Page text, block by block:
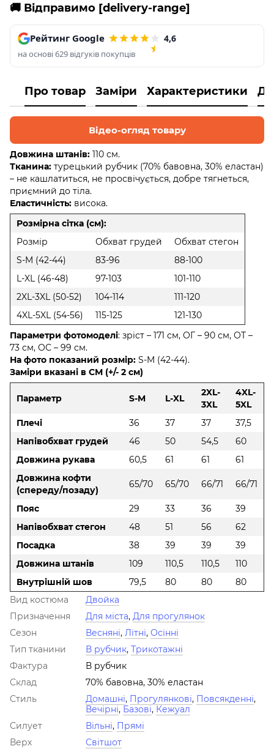
🚚 Відправимо [delivery-range]
Рейтинг Google 4,6
на основі 629 відгуків покупців
Про товар Заміри Характеристики
Відео-огляд товару
Довжина штанів: 110 см.
Тканина: турецький рубчик (70% бавовна, 30% еластан)
– не кашлатиться, не просвічується, добре тягнеться,
приємний до тіла.
Еластичність: висока.
Розмірна сітка (см):
Розмір
Обхват грудей
Обхват стегон
S-M (42-44)
83-96
88-100
L-XL (46-48)
97-103
101-110
2XL-3XL (50-52)
104-114
111-120
4XL-5XL (54-56)
115-125
121-130
Параметри фотомоделі: зріст – 171 см, ОГ – 90 см, ОТ –
73 см, ОС – 99 см.
На фото показаний розмір: S-M (42-44).
Заміри вказані в СМ (+/- 2 см)
Параметр S-M L-XL
2XL-
3XL
4XL-
5XL
Плечі
36 37 37
37,5
Напівобхват грудей
46 50 54,5
60
Довжина рукава
60,5 61 61
61
Довжина кофти
(спереду/позаду)
65/70 65/70 66/71 66/71
Пояс 29 33 36
39
Напівобхват стегон
48 51 56
62
Посадка
38 39 39
39
Довжина штанів
109 110,5 110,5
110
Внутрішній шов
79,5 80 80
80
Вид костюма
Двойка
Призначення
Для міста, Для прогулянок
Сезон
Весняні, Літні, Осінні
Тип тканини
В рубчик, Трикотажні
Фактура
В рубчик
Склад
70% бавовна, 30% еластан
Стиль
Домашні, Прогулянкові, Повсякденні,
Вечірні, Базові, Кежуал
Силует
Вільні, Прямі
Верх
Світшот